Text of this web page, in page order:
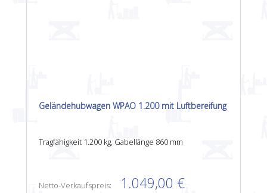
Geländehubwagen WPAO 1.200 mit Luftbereifung
Tragfähigkeit 1.200 kg, Gabellänge 860 mm
Netto-Verkaufspreis: 1.049,00 €